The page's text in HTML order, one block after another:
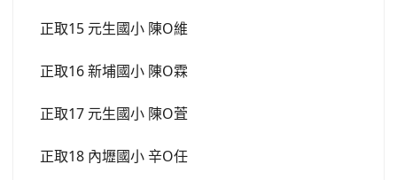
正取15 元生國小 陳O維
正取16 新埔國小 陳O霖
正取17 元生國小 陳O萓
正取18 內壢國小 辛O任